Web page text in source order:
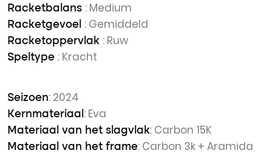
Racketbalans : Medium
Racketgevoel : Gemiddeld
Racketoppervlak : Ruw
Speltype : Kracht
Seizoen: 2024
Kernmateriaal : Eva
Materiaal van het slagvlak: Carbon 15K
Materiaal van het frame: Carbon 3k + Aramida